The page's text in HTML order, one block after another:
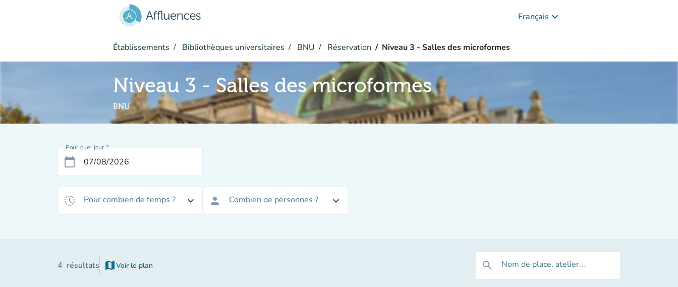
Français keyboard_arrow_down
Établissements Bibliothèques universitaires BNU Réservation Niveau 3 - Salles des microformes
Niveau 3 - Salles des microformes
BNU
Pour quel jour ?
calendar_today
history_toggle_off Pour combien de temps ? expand_more person Combien de personnes ? expand_more
4 résultats map Voir le plan
(nouvel onglet) search Nom de place, atelier...